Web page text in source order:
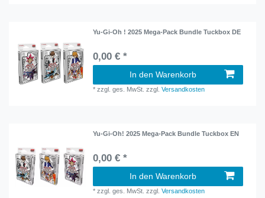
Yu-Gi-Oh ! 2025 Mega-Pack Bundle Tuckbox DE
0,00 € *
In den Warenkorb
*zzgl. ges. MwSt. zzgl.Versandkosten
Yu-Gi-Oh! 2025 Mega-Pack Bundle Tuckbox EN
0,00 € *
In den Warenkorb
*zzgl. ges. MwSt. zzgl.Versandkosten